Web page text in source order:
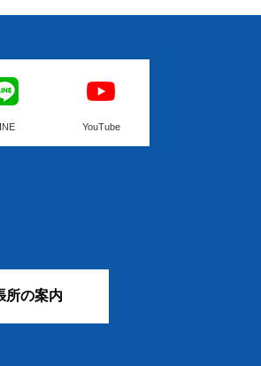
YouTube
所の案内